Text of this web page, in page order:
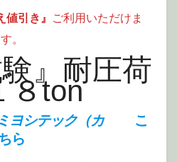
値引き』
ご利用いただけま
す。
験』耐圧荷
８ton
ミヨシテック（カ
こ
ちら